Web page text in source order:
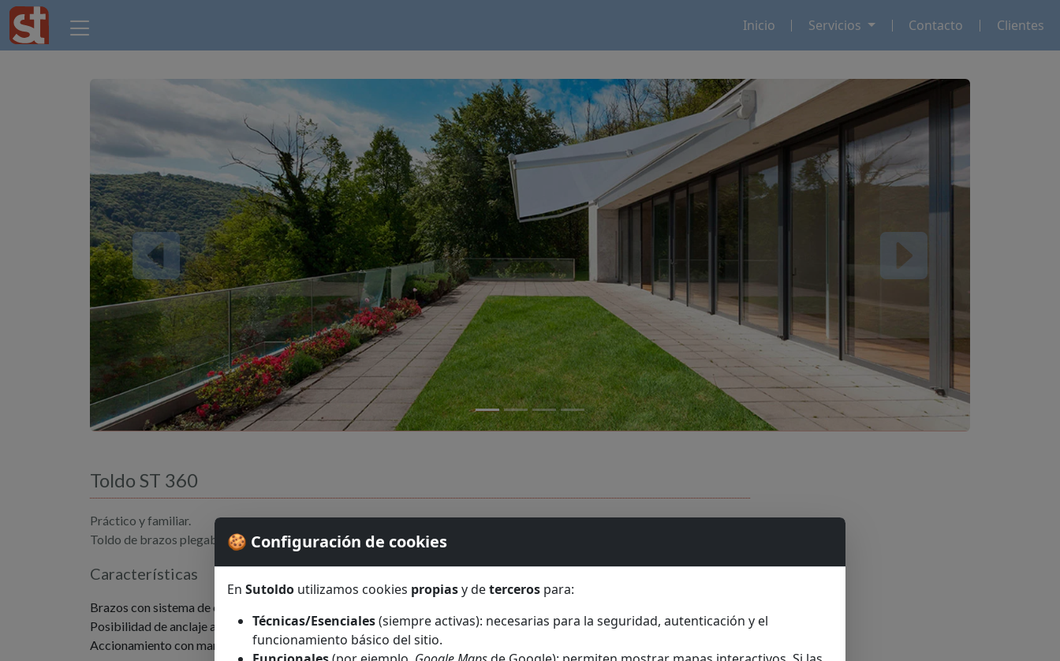
Inicio Servicios Contacto Clientes
Previous Next
Toldo ST 360
Práctico y familiar.
Toldo de brazos plegables clásico y elegante.
Características
Brazos con sistema de cinta BALTEUS.
Posibilidad de anclaje a pared, techo o costado.
Accionamiento con manivela o motor.
🍪 Configuración de cookies
En Sutoldo utilizamos cookies propiasy deterceros para:
Técnicas/Esenciales(siempre activas): necesarias para la seguridad, autenticación y el
funcionamiento básico del sitio.